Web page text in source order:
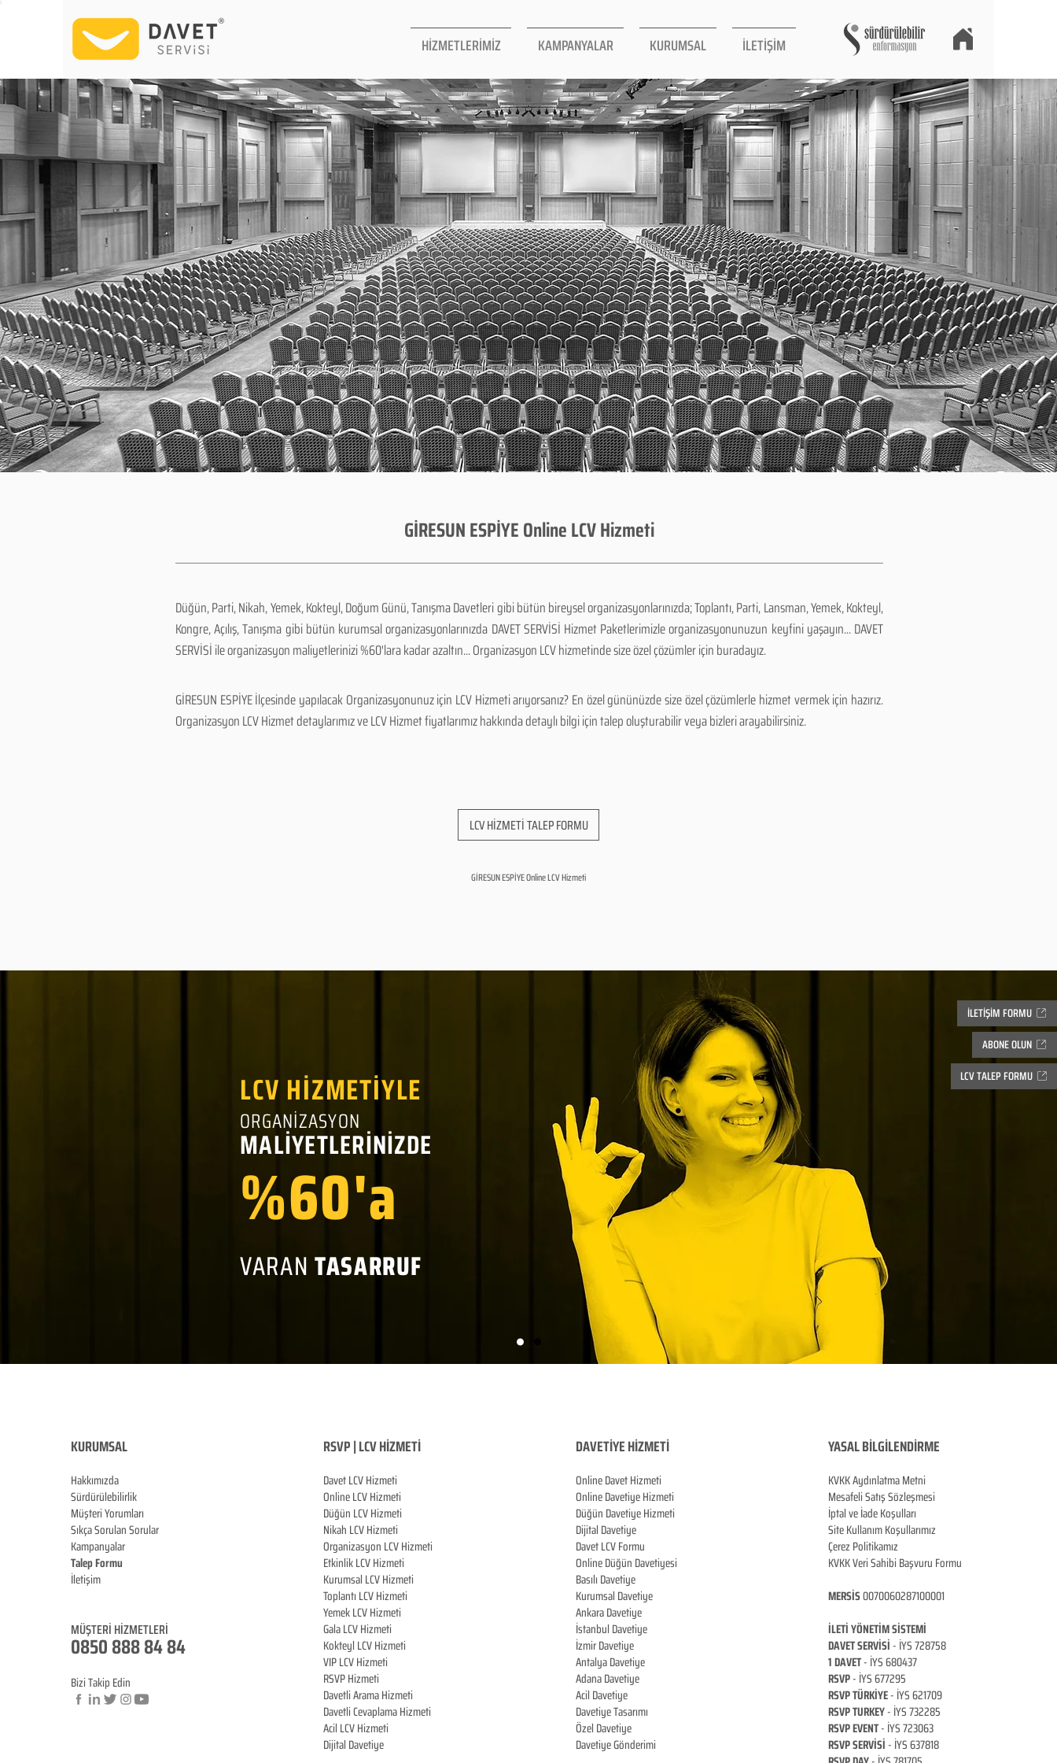
HİZMETLERİMİZ KAMPANYALAR KURUMSAL İLETİŞİM
ABONE OLUN
LCV TALEP FORMU
İLETİŞİM FORMU
GİRESUN ESPİYE Online LCV Hizmeti
Düğün, Parti, Nikah, Yemek, Kokteyl, Doğum Günü, Tanışma Davetleri gibi bütün bireysel organizasyonlarınızda; Toplantı, Parti, Lansman, Yemek, Kokteyl,
Kongre, Açılış, Tanışma gibi bütün kurumsal organizasyonlarınızda DAVET SERVİSİ Hizmet Paketlerimizle organizasyonunuzun keyfini yaşayın... DAVET
SERVİSİ ile organizasyon maliyetlerinizi %60'lara kadar azaltın... Organizasyon LCV hizmetinde size özel çözümler için buradayız.
GİRESUN ESPİYE İlçesinde yapılacak Organizasyonunuz için LCV Hizmeti arıyorsanız? En özel gününüzde size özel çözümlerle hizmet vermek için hazırız.
Organizasyon LCV Hizmet detaylarımız ve LCV Hizmet fiyatlarımız hakkında detaylı bilgi için talep oluşturabilir veya bizleri arayabilirsiniz.
LCV HİZMETİ TALEP FORMU
GİRESUN ESPİYE Online LCV Hizmeti
LCV HİZMETİYLE
ORGANİZASYON
MALİYETLERİNİZDE
%60'a
VARANTASARRUF
KURUMSAL
Hakkımızda
Sürdürülebilirlik
Müşteri Yorumları
Sıkça Sorulan Sorular
Kampanyalar
Talep Formu
İletişim
MÜŞTERİ HİZMETLERİ
0850 888 84 84
Bizi Takip Edin
RSVP | LCV HİZMETİ
Davet LCV Hizmeti
Online LCV Hizmeti
Düğün LCV Hizmeti
Nikah LCV Hizmeti
Organizasyon LCV Hizmeti
Etkinlik LCV Hizmeti
Kurumsal LCV Hizmeti
Toplantı LCV Hizmeti
Yemek LCV Hizmeti
Gala LCV Hizmeti
Kokteyl LCV Hizmeti
VIP LCV Hizmeti
RSVP Hizmeti
Davetli Arama Hizmeti
Davetli Cevaplama Hizmeti
Acil LCV Hizmeti
Dijital Davetiye
DAVETİYE HİZMETİ
Online Davet Hizmeti
Online Davetiye Hizmeti
Düğün Davetiye Hizmeti
Dijital Davetiye
Davet LCV Formu
Online Düğün Davetiyesi
Basılı Davetiye
Kurumsal Davetiye
Ankara Davetiye
İstanbul Davetiye
İzmir Davetiye
Antalya Davetiye
Adana Davetiye
Acil Davetiye
Davetiye Tasarımı
Özel Davetiye
Davetiye Gönderimi
YASAL BİLGİLENDİRME
KVKK Aydınlatma Metni
Mesafeli Satış Sözleşmesi
İptal ve İade Koşulları
Site Kullanım Koşullarımız
Çerez Politikamız
KVKK Veri Sahibi Başvuru Formu
MERSİS0070060287100001
İLETİ YÖNETİM SİSTEMİ
DAVET SERVİSİ- İYS 728758
1 DAVET- İYS 680437
RSVP- İYS 677295
RSVP TÜRKİYE- İYS 621709
RSVP TURKEY- İYS 732285
RSVP EVENT- İYS 723063
RSVP SERVİSİ- İYS 637818